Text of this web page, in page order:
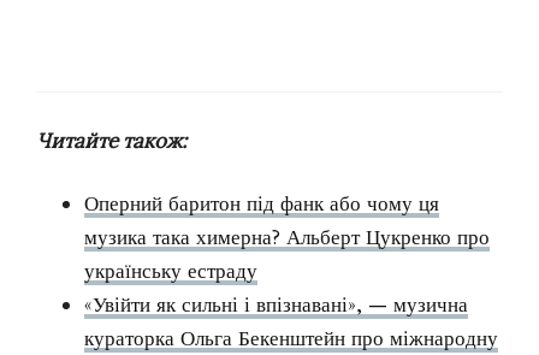
Читайте також:
Оперний баритон під фанк або чому ця
музика така химерна? Альберт Цукренко про
українську естраду
«Увійти як сильні і впізнавані», — музична
кураторка Ольга Бекенштейн про міжнародну